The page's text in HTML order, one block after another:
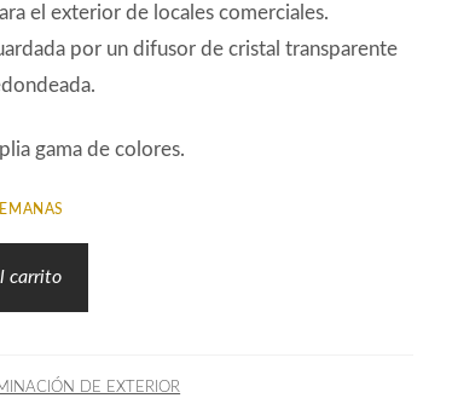
el exterior de locales comerciales.
por un difusor de cristal transparente
gama de colores.
carrito
DE EXTERIOR